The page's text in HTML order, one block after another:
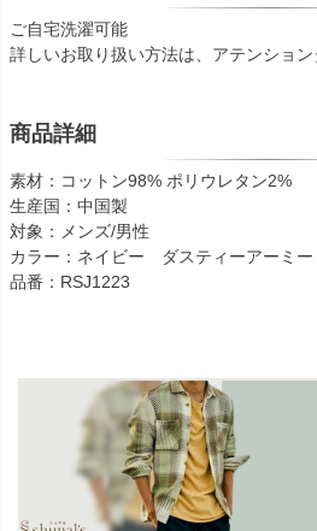
ご自宅洗濯可能
詳しいお取り扱い方法は、アテンション
商品詳細
素材：コットン98% ポリウレタン2%
生産国：中国製
対象：メンズ/男性
カラー：ネイビー ダスティーアーミー
品番：RSJ1223